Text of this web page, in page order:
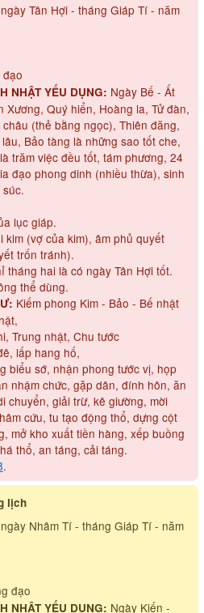
Tân Hợi - tháng Giáp Tí - năm
NHẬT YẾU DỤNG: Ngày Bế - Ất
Xương, Quý hiển, Hoàng la, Tử đàn,
(thẻ bằng ngọc), Thiên đăng,
Bảo tàng là những sao tốt che,
trăm việc đều tốt, tám phương, 24
đạo phong dinh (nhiều thừa), sinh
lục giáp.
(vợ của kim), âm phủ quyết
trốn tránh).
tháng hai là có ngày Tân Hợi tốt.
thể dùng.
Kiếm phong Kim - Bảo - Bế nhật
Trung nhật, Chu tước
lấp hang hố,
biểu sớ, nhận phong tước vị, họp
nhậm chức, gặp dân, đính hôn, ăn
chuyển, giải trừ, kê giường, mời
cứu, tu tạo động thổ, dựng cột
mở kho xuất tiền hàng, xếp buồng
thổ, an táng, cải táng.
.
lịch
Nhâm Tí - tháng Giáp Tí - năm
đạo
NHẬT YẾU DỤNG: Ngày Kiến -